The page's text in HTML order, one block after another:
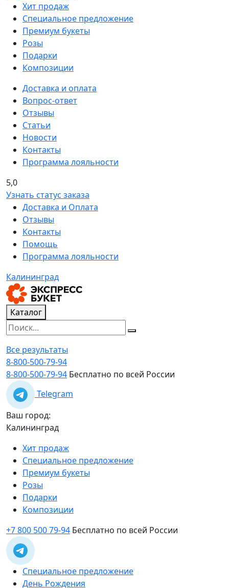
Хит продаж
Специальное предложение
Премиум букеты
Розы
Подарки
Композиции
Доставка и оплата
Вопрос-ответ
Отзывы
Статьи
Новости
Контакты
Программа лояльности
5,0
Узнать статус заказа
Доставка и Оплата
Отзывы
Контакты
Помощь
Программа лояльности
Калининград
Каталог
Все результаты
8-800-500-79-94
8-800-500-79-94 Бесплатно по всей России
Telegram
Ваш город:
Калининград
Хит продаж
Специальное предложение
Премиум букеты
Розы
Подарки
Композиции
+7 800 500 79-94 Бесплатно по всей России
Специальное предложение
День Рождения